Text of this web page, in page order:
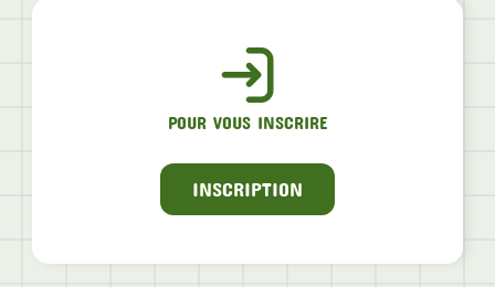
POUR VOUS INSCRIRE
INSCRIPTION